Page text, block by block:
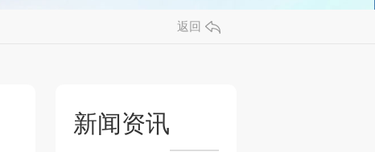
返回
新闻资讯